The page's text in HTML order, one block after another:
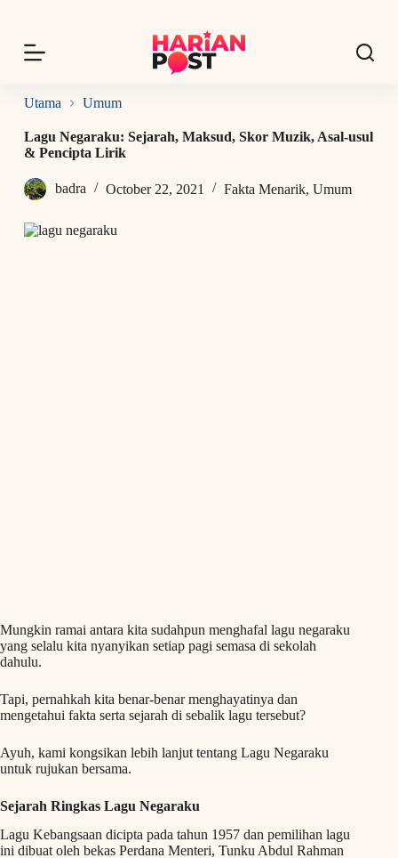
p
o
o
n
n
Utama Umum
Lagu Negaraku: Sejarah, Maksud, Skor Muzik, Asal-usul
& Pencipta Lirik
badra October 22, 2021 Fakta Menarik, Umum
Mungkin ramai antara kita sudahpun menghafal lagu negaraku
yang selalu kita nyanyikan setiap pagi semasa di sekolah
dahulu.
Tapi, pernahkah kita benar-benar menghayatinya dan
mengetahui fakta serta sejarah di sebalik lagu tersebut?
Ayuh, kami kongsikan lebih lanjut tentang Lagu Negaraku
untuk rujukan bersama.
Sejarah Ringkas Lagu Negaraku
Lagu Kebangsaan dicipta pada tahun 1957 dan pemilihan lagu
ini dibuat oleh bekas Perdana Menteri, Tunku Abdul Rahman